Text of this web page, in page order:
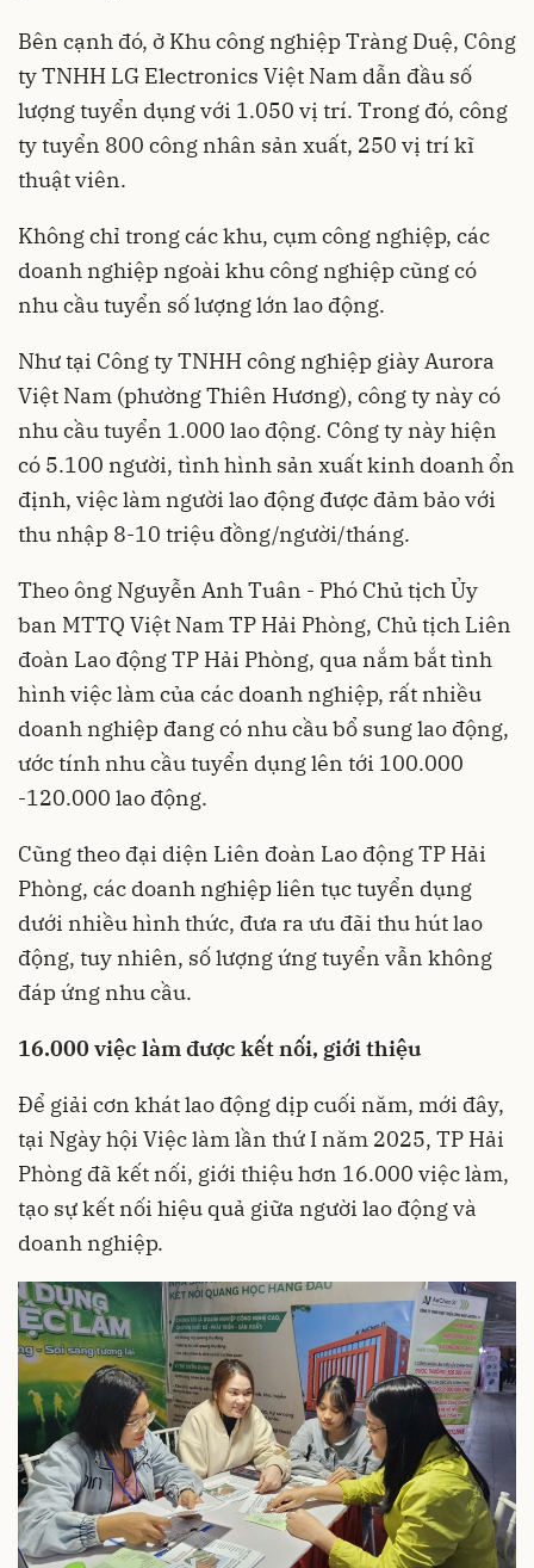
Bên cạnh đó, ở Khu công nghiệp Tràng Duệ, Công
ty TNHH LG Electronics Việt Nam dẫn đầu số
lượng tuyển dụng với 1.050 vị trí. Trong đó, công
ty tuyển 800 công nhân sản xuất, 250 vị trí kĩ
thuật viên.
Không chỉ trong các khu, cụm công nghiệp, các
doanh nghiệp ngoài khu công nghiệp cũng có
nhu cầu tuyển số lượng lớn lao động.
Như tại Công ty TNHH công nghiệp giày Aurora
Việt Nam (phường Thiên Hương), công ty này có
nhu cầu tuyển 1.000 lao động. Công ty này hiện
có 5.100 người, tình hình sản xuất kinh doanh ổn
định, việc làm người lao động được đảm bảo với
thu nhập 8-10 triệu đồng/người/tháng.
Theo ông Nguyễn Anh Tuân - Phó Chủ tịch Ủy
ban MTTQ Việt Nam TP Hải Phòng, Chủ tịch Liên
đoàn Lao động TP Hải Phòng, qua nắm bắt tình
hình việc làm của các doanh nghiệp, rất nhiều
doanh nghiệp đang có nhu cầu bổ sung lao động,
ước tính nhu cầu tuyển dụng lên tới 100.000
-120.000 lao động.
Cũng theo đại diện Liên đoàn Lao động TP Hải
Phòng, các doanh nghiệp liên tục tuyển dụng
dưới nhiều hình thức, đưa ra ưu đãi thu hút lao
động, tuy nhiên, số lượng ứng tuyển vẫn không
đáp ứng nhu cầu.
16.000 việc làm được kết nối, giới thiệu
Để giải cơn khát lao động dịp cuối năm, mới đây,
tại Ngày hội Việc làm lần thứ I năm 2025, TP Hải
Phòng đã kết nối, giới thiệu hơn 16.000 việc làm,
tạo sự kết nối hiệu quả giữa người lao động và
doanh nghiệp.